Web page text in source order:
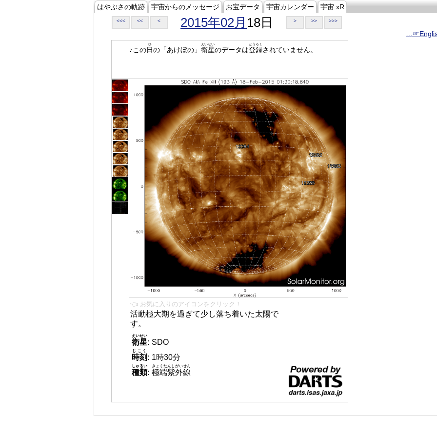
はやぶさの軌跡 宇宙からのメッセージ お宝データ 宇宙カレンダー 宇宙 xR
<<< << < 2015年02月 18日 > >> >>>
♪この日
ひ
の「あけぼの」 衛星
えいせい
のデータは登録
とうろく
されていません。
👈 お気に入りのアイコンをクリック！
活動極大期を過ぎて少し落ち着いた太陽で
す。
衛星
えいせい
: SDO
時刻
じこく
: 1時30分
種類
しゅるい
: 極端紫外線
きょくたんしがいせん